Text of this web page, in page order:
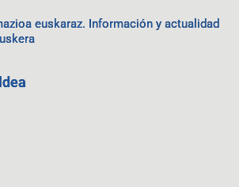
euskaraz. Información y actualidad